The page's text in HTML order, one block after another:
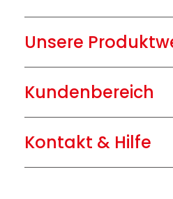
Unsere
Kundenbereich
Kontakt & Hilfe